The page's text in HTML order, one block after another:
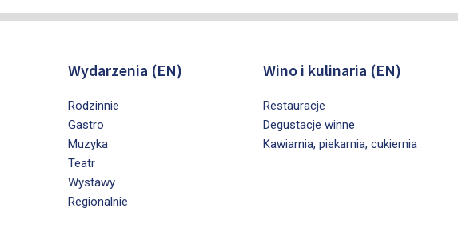
Wydarzenia (EN)
Rodzinnie
Gastro
Muzyka
Teatr
Wystawy
Regionalnie
Wino i kulinaria (EN)
Restauracje
Degustacje winne
Kawiarnia, piekarnia, cukiernia